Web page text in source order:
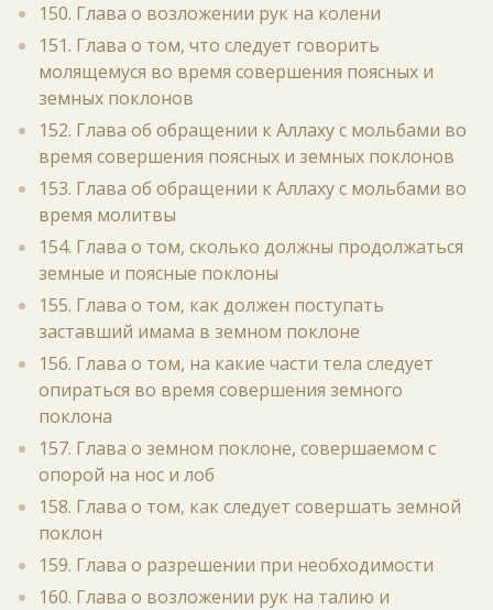
150. Глава о возложении рук на колени
151. Глава о том, что следует говорить
молящемуся во время совершения поясных и
земных поклонов
152. Глава об обращении к Аллаху с мольбами во
время совершения поясных и земных поклонов
153. Глава об обращении к Аллаху с мольбами во
время молитвы
154. Глава о том, сколько должны продолжаться
земные и поясные поклоны
155. Глава о том, как должен поступать
заставший имама в земном поклоне
156. Глава о том, на какие части тела следует
опираться во время совершения земного
поклона
157. Глава о земном поклоне, совершаемом с
опорой на нос и лоб
158. Глава о том, как следует совершать земной
поклон
159. Глава о разрешении при необходимости
160. Глава о возложении рук на талию и